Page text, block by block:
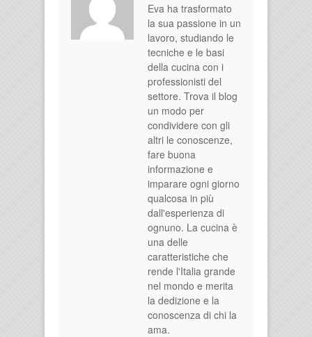
Eva ha trasformato
la sua passione in un
lavoro, studiando le
tecniche e le basi
della cucina con i
professionisti del
settore. Trova il blog
un modo per
condividere con gli
altri le conoscenze,
fare buona
informazione e
imparare ogni giorno
qualcosa in più
dall'esperienza di
ognuno. La cucina è
una delle
caratteristiche che
rende l'Italia grande
nel mondo e merita
la dedizione e la
conoscenza di chi la
ama.